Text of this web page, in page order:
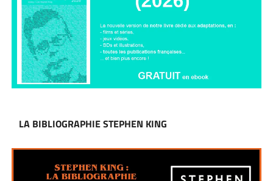
LA BIBLIOGRAPHIE STEPHEN KING